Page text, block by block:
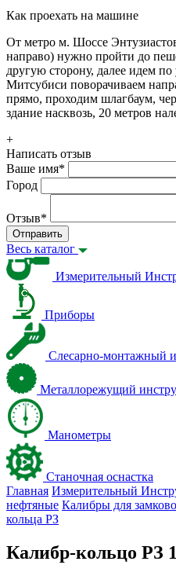
Как проехать на машине
От метро м. Шоссе
направо) нужно пройти до
другую сторону, далее идем
Митсубиси поворачиваем
прямо, проходим шлагбаум,
здание насквозь, 20 метров
+
Написать отзыв
Ваше имя*
Город
Отзыв*
Отправить
Весь каталог
Измерительный
Приборы
Слесарно-монтажный
Металлорежущий
Манометры
Станочная оснастка
Главная Измерительный
нефтяные Калибры для
кольца PЗ
Калибр-кольцо РЗ